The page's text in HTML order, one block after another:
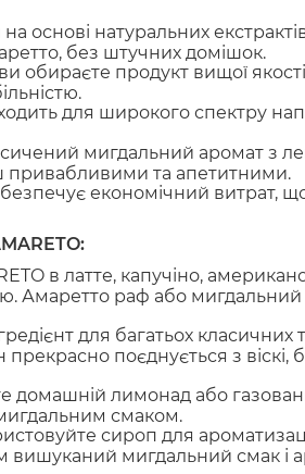
основі натуральних
без штучних домішок.
обираєте продукт вищої
для широкого спектру
мигдальний аромат з
привабливими та апетитними.
економічний витрат,
в латте, капучіно,
Амаретто раф або
для багатьох класичних
поєднується з віскі,
домашній лимонад або
смаком.
сироп для
мигдальний смак і